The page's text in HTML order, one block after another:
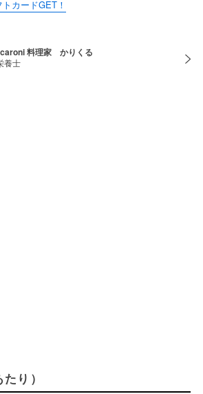
カードGET！
料理家 かりくる
養士
り）